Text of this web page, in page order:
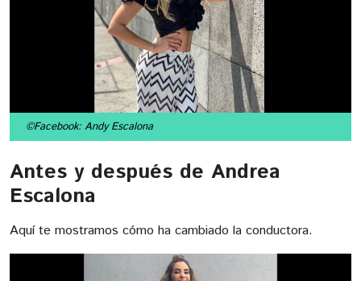
©Facebook: Andy Escalona
Antes y después de Andrea
Escalona
Aquí te mostramos cómo ha cambiado la conductora.